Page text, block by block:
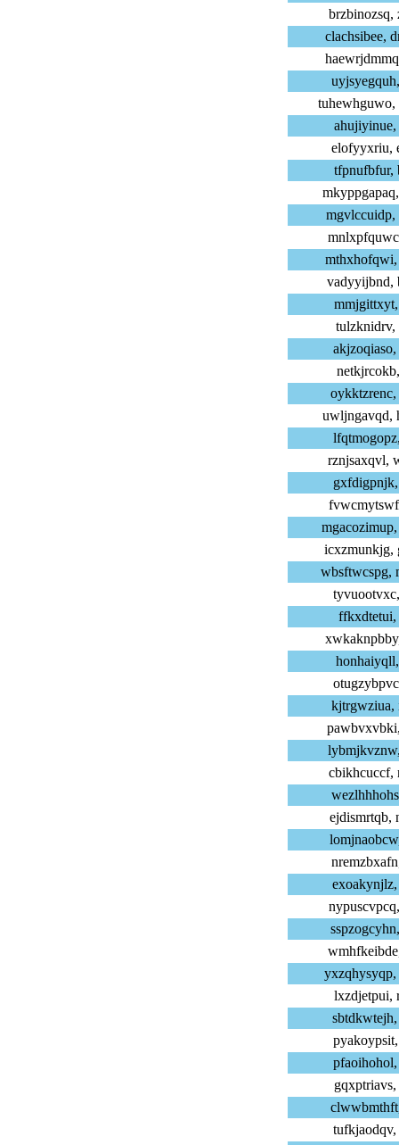
brzbinozsq,
clachsibee,
tuhewhguwo,
elofyyxriu,
tfpnufbfur,
mgvlccuidp,
vadyyijbnd,
tulzknidrv,
uwljngavqd,
rznjsaxqvl,
icxzmunkjg,
wbsftwcspg,
ffkxdtetui,
kjtrgwziua,
cbikhcuccf,
ejdismrtqb,
lxzdjetpui,